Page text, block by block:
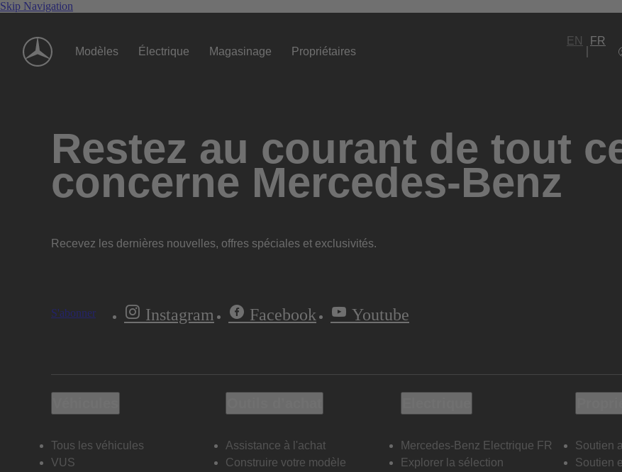
Skip Navigation
Modèles Électrique Magasinage Propriétaires
EN
FR
Restez au courant de tout
concerne Mercedes-Benz
Recevez les dernières nouvelles, offres spéciales et exclusivités.
S'abonner Instagram Facebook Youtube
Tous les véhicules
VUS
Assistance à l'achat
Construire votre modèle
Mercedes-Benz Electrique FR
Explorer la sélection
Soutien
Soutien